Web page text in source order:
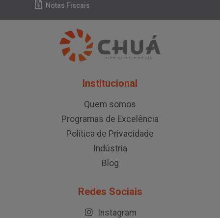
Notas Fiscais
Institucional
Quem somos
Programas de Excelência
Política de Privacidade
Indústria
Blog
Redes Sociais
Instagram